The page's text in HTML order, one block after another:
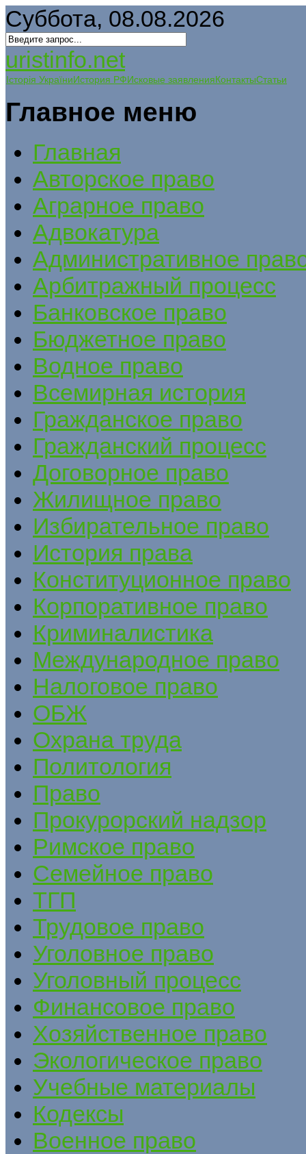
Суббота, 08.08.2026
uristinfo.net
Історія УкраїниИстория РФИсковые заявленияКонтактыСтатьи
Главное меню
Главная
Авторское право
Аграрное право
Адвокатура
Административное
Арбитражный процесс
Банковское право
Бюджетное право
Водное право
Всемирная история
Гражданское право
Гражданский процесс
Договорное право
Жилищное право
Избирательное право
История права
Конституционное право
Корпоративное право
Криминалистика
Международное право
Налоговое право
ОБЖ
Охрана труда
Политология
Право
Прокурорский надзор
Римское право
Семейное право
ТГП
Трудовое право
Уголовное право
Уголовный процесс
Финансовое право
Хозяйственное право
Экологическое право
Учебные материалы
Кодексы
Военное право